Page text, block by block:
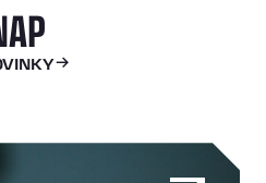
v reálném čase chrání